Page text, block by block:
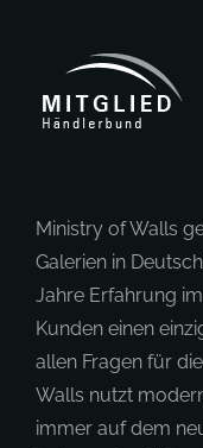
Ministry of Walls
Galerien in
Jahre Erfahrung
Kunden einen
allen Fragen für
Walls nutzt
immer auf dem